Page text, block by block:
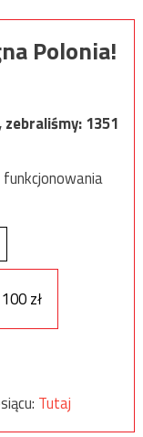
Polonia!
zebraliśmy:1351
100 zł
Tutaj